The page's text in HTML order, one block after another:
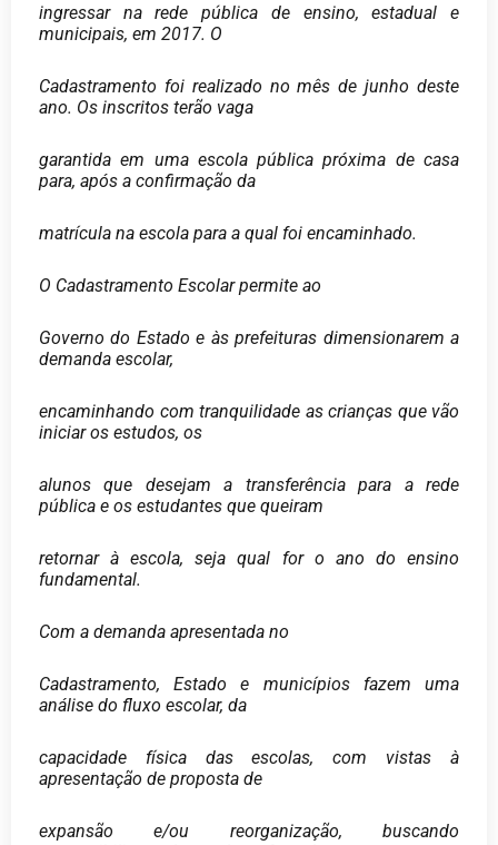
ingressar na rede pública de ensino, estadual e
municipais, em 2017. O
Cadastramento foi realizado no mês de junho deste
ano. Os inscritos terão vaga
garantida em uma escola pública próxima de casa
para, após a confirmação da
matrícula na escola para a qual foi encaminhado.
O Cadastramento Escolar permite ao
Governo do Estado e às prefeituras dimensionarem a
demanda escolar,
encaminhando com tranquilidade as crianças que vão
iniciar os estudos, os
alunos que desejam a transferência para a rede
pública e os estudantes que queiram
retornar à escola, seja qual for o ano do ensino
fundamental.
Com a demanda apresentada no
Cadastramento, Estado e municípios fazem uma
análise do fluxo escolar, da
capacidade física das escolas, com vistas à
apresentação de proposta de
expansão e/ou reorganização, buscando